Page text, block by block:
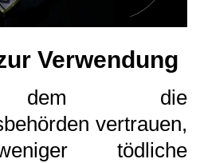
Verwendung
dem die
vertrauen,
tödliche